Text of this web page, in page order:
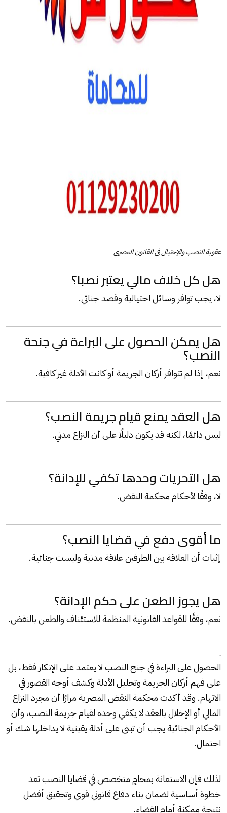
عقوبة النصب والإحتيال في القانون المصري
هل كل خلاف مالي يعتبر نصبًا؟
لا، يجب توافر وسائل احتيالية وقصد جنائي.
هل يمكن الحصول على البراءة في جنحة
النصب؟
نعم، إذا لم تتوافر أركان الجريمة أو كانت الأدلة غير كافية.
هل العقد يمنع قيام جريمة النصب؟
ليس دائمًا، لكنه قد يكون دليلًا على أن النزاع مدني.
هل التحريات وحدها تكفي للإدانة؟
لا، وفقًا لأحكام محكمة النقض.
ما أقوى دفع في قضايا النصب؟
إثبات أن العلاقة بين الطرفين علاقة مدنية وليست جنائية.
هل يجوز الطعن على حكم الإدانة؟
نعم، وفقًا للقواعد القانونية المنظمة للاستئناف والطعن بالنقض.
الحصول على البراءة في جنح النصب لا يعتمد على الإنكار فقط، بل
على فهم أركان الجريمة وتحليل الأدلة وكشف أوجه القصور في
الاتهام. وقد أكدت محكمة النقض المصرية مرارًا أن مجرد النزاع
المالي أو الإخلال بالعقد لا يكفي وحده لقيام جريمة النصب، وأن
الأحكام الجنائية يجب أن تبنى على أدلة يقينية لا يداخلها شك أو
احتمال.
لذلك فإن الاستعانة بمحامٍ متخصص في قضايا النصب تعد
خطوة أساسية لضمان بناء دفاع قانوني قوي وتحقيق أفضل
نتيجة ممكنة أمام القضاء.